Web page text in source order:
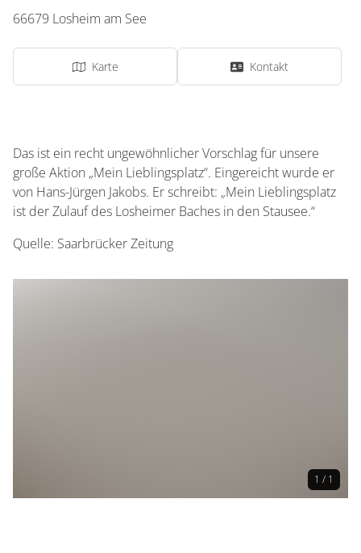
66679 Losheim am See
Karte Kontakt
Das ist ein recht ungewöhnlicher Vorschlag für unsere
große Aktion „Mein Lieblingsplatz“. Eingereicht wurde er
von Hans-Jürgen Jakobs. Er schreibt: „Mein Lieblingsplatz
ist der Zulauf des Losheimer Baches in den Stausee.“
Quelle: Saarbrücker Zeitung
1 / 1